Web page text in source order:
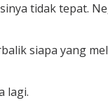
tidak tepat.
siapa yang
lagi.